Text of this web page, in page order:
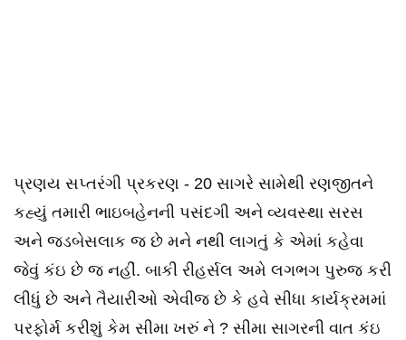
પ્રણય સપ્તરંગી પ્રકરણ - 20 સાગરે સામેથી રણજીતને
કહ્યું તમારી ભાઇબહેનની પસંદગી અને વ્યવસ્થા સરસ
અને જડબેસલાક જ છે મને નથી લાગતું કે એમાં કહેવા
જેવું કંઇ છે જ નહીં. બાકી રીહર્સલ અમે લગભગ પુરુજ કરી
લીધું છે અને તૈયારીઓ એવીજ છે કે હવે સીધા કાર્યક્રમમાં
પરફોર્મ કરીશું કેમ સીમા ખરું ને ? સીમા સાગરની વાત કંઇ